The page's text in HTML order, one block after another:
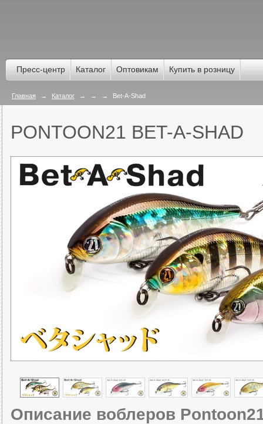
Пресс-центр Каталог Оптовикам Купить в розницу
Главная → Каталог → → → Bet-A-Shad
PONTOON21 BET-A-SHAD
Описание воблеров